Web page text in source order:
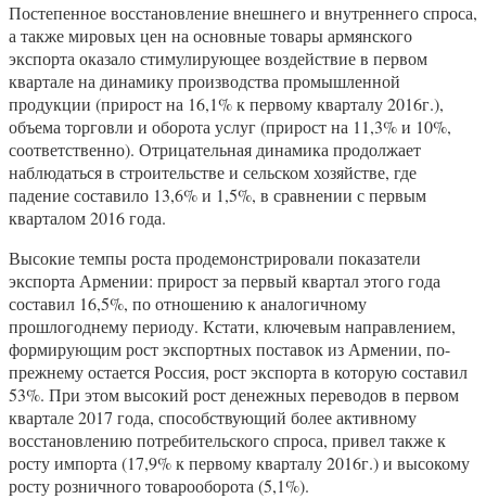
Постепенное восстановление внешнего и внутреннего спроса,
а также мировых цен на основные товары армянского
экспорта оказало стимулирующее воздействие в первом
квартале на динамику производства промышленной
продукции (прирост на 16,1% к первому кварталу 2016г.),
объема торговли и оборота услуг (прирост на 11,3% и 10%,
соответственно). Отрицательная динамика продолжает
наблюдаться в строительстве и сельском хозяйстве, где
падение составило 13,6% и 1,5%, в сравнении с первым
кварталом 2016 года.
Высокие темпы роста продемонстрировали показатели
экспорта Армении: прирост за первый квартал этого года
составил 16,5%, по отношению к аналогичному
прошлогоднему периоду. Кстати, ключевым направлением,
формирующим рост экспортных поставок из Армении, по-
прежнему остается Россия, рост экспорта в которую составил
53%. При этом высокий рост денежных переводов в первом
квартале 2017 года, способствующий более активному
восстановлению потребительского спроса, привел также к
росту импорта (17,9% к первому кварталу 2016г.) и высокому
росту розничного товарооборота (5,1%).